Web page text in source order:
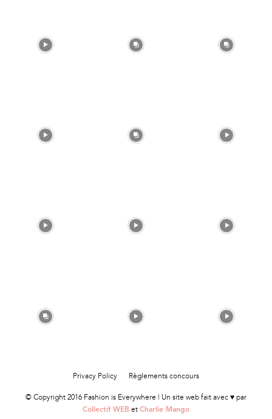
Privacy Policy Règlements concours
© Copyright 2016 Fashion is Everywhere | Un site web fait avec ♥ par
Collectif WEB et Charlie Mango